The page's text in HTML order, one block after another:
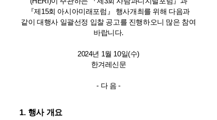
『제15회 아시아미래포럼』 행사개최를 위해 다음과
같이 대행사 일괄선정 입찰 공고를 진행하오니 많은 참여
바랍니다.
2024년 1월 10일(수)
한겨레신문
- 다 음 -
1. 행사 개요